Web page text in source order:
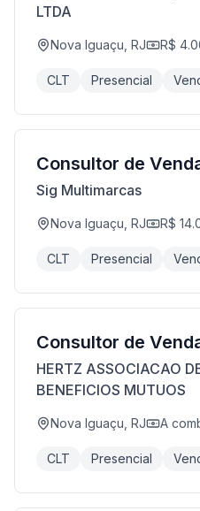
LTDA
Nova Iguaçu, RJ R$
CLT Presencial
Consultor de
Sig Multimarcas
Nova Iguaçu, RJ R$
CLT Presencial
Consultor de
HERTZ ASSOCIACAO
BENEFICIOS MUTUOS
Nova Iguaçu, RJ A
CLT Presencial